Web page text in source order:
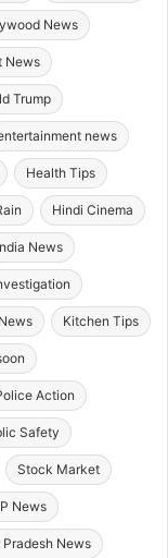
News
News
Trump
news
Health Tips
Hindi Cinema
News
Kitchen Tips
Action
Safety
Stock Market
News
Pradesh News